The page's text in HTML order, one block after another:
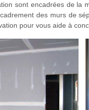
sont encadrées de la
des murs de
pour vous aide à